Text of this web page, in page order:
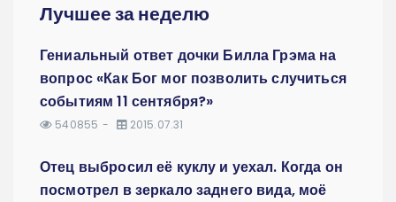
Лучшее за неделю
Гениальный ответ дочки Билла Грэма на
вопрос «Как Бог мог позволить случиться
событиям 11 сентября?»
540855 2015.07.31
Отец выбросил её куклу и уехал. Когда он
посмотрел в зеркало заднего вида, моё